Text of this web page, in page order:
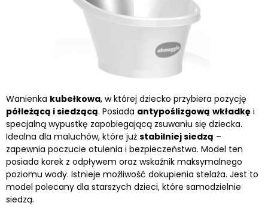
Wanienka kubełkowa, w której dziecko przybiera pozycję
półleżącą i siedzącą. Posiada antypoślizgową wkładkę i
specjalną wypustkę zapobiegającą zsuwaniu się dziecka.
Idealna dla maluchów, które już stabilniej siedzą –
zapewnia poczucie otulenia i bezpieczeństwa. Model ten
posiada korek z odpływem oraz wskaźnik maksymalnego
poziomu wody. Istnieje możliwość dokupienia stelaża. Jest to
model polecany dla starszych dzieci, które samodzielnie
siedzą.